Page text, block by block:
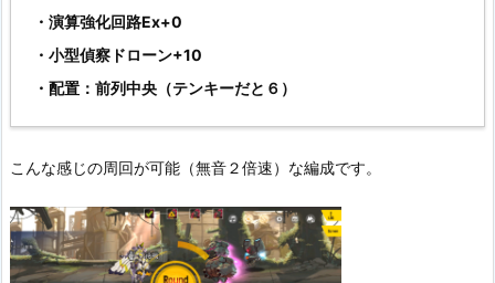
・演算強化回路Ex+0
・小型偵察ドローン+10
・配置：前列中央（テンキーだと６）
こんな感じの周回が可能（無音２倍速）な編成です。